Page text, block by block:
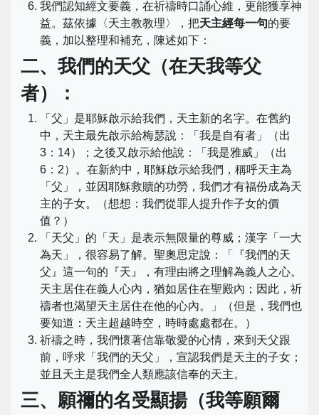
我們認知經文要義，在祈禱時口誦心維，更能獲享神
益。茲依據〈天主教教理〉，把天主經每一句的要
義，加以整理和補充，陳述如下：
二、我們的天父（在天我等父
者）：
「父」是耶穌啟示給我們，天主新的名字。在舊約
中，天主最先啟示給梅瑟說：「我是自有者」（出
3：14）；之後又啟示給他說：「我是雅威」（出
6：2）。在新約中，耶穌啟示給我們，稱呼天主為
「父」，並因耶穌救贖的功勞，我們才有福份成為天
主的子女。（想想：我們從罪人提升作子女的價
值？）
「天父」的「天」是表示無限量的尊威；漢字「一大
為天」，很容易了解。聖奧思定說：「『我們的天
父』這一句的『天』，有理由將之理解為義人之心。
天主居住在義人心內，猶如居住在聖殿內；因此，祈
禱者也渴望天主居住在他的心內。」（但是，我們也
要知道：天主超越時空，時時處處都在。）
祈禱之時，我們懷著信靠敬愛的心情，來到天父跟
前，呼求「我們的天父」，宣認我們是天主的子女；
並且天主是我們全人類應該信奉的天主。
三、願禰的名受顯揚（我等願爾